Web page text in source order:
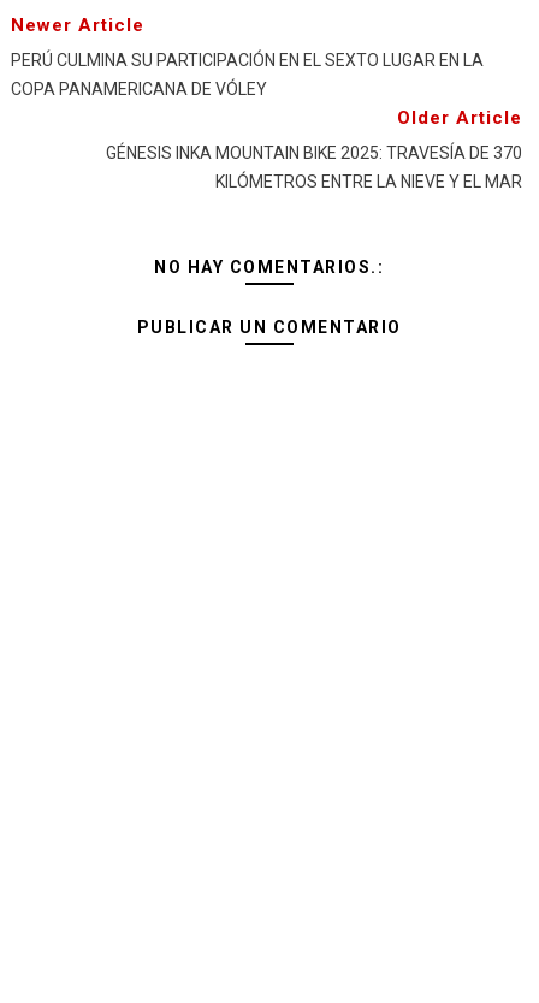
Newer Article
PERÚ CULMINA SU PARTICIPACIÓN EN EL SEXTO LUGAR EN LA
COPA PANAMERICANA DE VÓLEY
Older Article
GÉNESIS INKA MOUNTAIN BIKE 2025: TRAVESÍA DE 370
KILÓMETROS ENTRE LA NIEVE Y EL MAR
NO HAY COMENTARIOS.:
PUBLICAR UN COMENTARIO